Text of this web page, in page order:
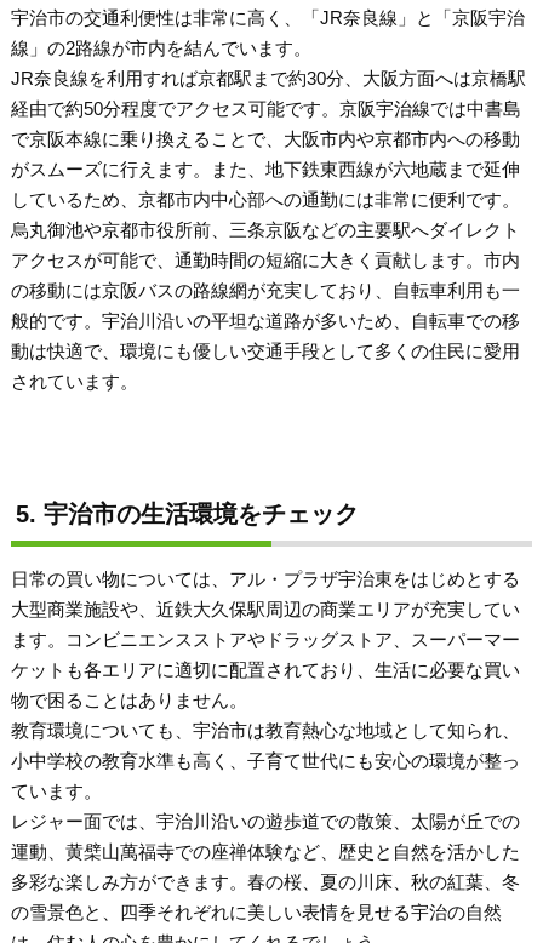
宇治市の交通利便性は非常に高く、「JR奈良線」と「京阪宇治
線」の2路線が市内を結んでいます。
JR奈良線を利用すれば京都駅まで約30分、大阪方面へは京橋駅
経由で約50分程度でアクセス可能です。京阪宇治線では中書島
で京阪本線に乗り換えることで、大阪市内や京都市内への移動
がスムーズに行えます。また、地下鉄東西線が六地蔵まで延伸
しているため、京都市内中心部への通勤には非常に便利です。
烏丸御池や京都市役所前、三条京阪などの主要駅へダイレクト
アクセスが可能で、通勤時間の短縮に大きく貢献します。市内
の移動には京阪バスの路線網が充実しており、自転車利用も一
般的です。宇治川沿いの平坦な道路が多いため、自転車での移
動は快適で、環境にも優しい交通手段として多くの住民に愛用
されています。
5. 宇治市の生活環境をチェック
日常の買い物については、アル・プラザ宇治東をはじめとする
大型商業施設や、近鉄大久保駅周辺の商業エリアが充実してい
ます。コンビニエンスストアやドラッグストア、スーパーマー
ケットも各エリアに適切に配置されており、生活に必要な買い
物で困ることはありません。
教育環境についても、宇治市は教育熱心な地域として知られ、
小中学校の教育水準も高く、子育て世代にも安心の環境が整っ
ています。
レジャー面では、宇治川沿いの遊歩道での散策、太陽が丘での
運動、黄檗山萬福寺での座禅体験など、歴史と自然を活かした
多彩な楽しみ方ができます。春の桜、夏の川床、秋の紅葉、冬
の雪景色と、四季それぞれに美しい表情を見せる宇治の自然